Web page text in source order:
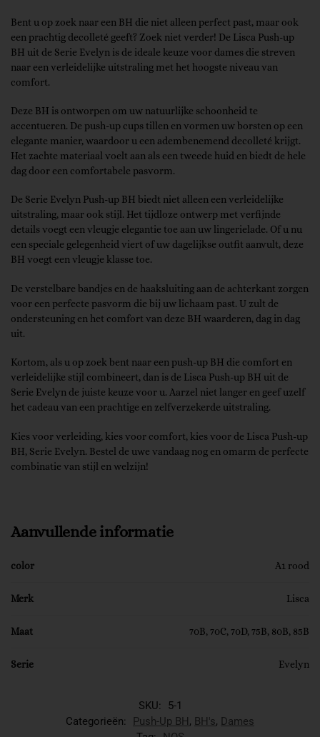
Bent u op zoek naar een BH die niet alleen perfect past, maar ook
een prachtig decolleté geeft? Zoek niet verder! De Lisca Push-up
BH uit de Serie Evelyn is de ideale keuze voor dames die streven
naar een verleidelijke uitstraling met het hoogste niveau van
comfort.
Deze BH is ontworpen om uw natuurlijke schoonheid te
accentueren. De push-up cups tillen en vormen uw borsten op een
elegante manier, waardoor u een adembenemend decolleté krijgt.
Het zachte materiaal voelt aan als een tweede huid en biedt de hele
dag door een comfortabele pasvorm.
De Serie Evelyn Push-up BH biedt niet alleen een verleidelijke
uitstraling, maar ook stijl. Het tijdloze ontwerp met verfijnde
details voegt een vleugje elegantie toe aan uw lingerielade. Of u nu
een speciale gelegenheid viert of uw dagelijkse outfit aanvult, deze
BH voegt een vleugje klasse toe.
De verstelbare bandjes en de haaksluiting aan de achterkant zorgen
voor een perfecte pasvorm die bij uw lichaam past. U zult de
ondersteuning en het comfort van deze BH waarderen, dag in dag
uit.
Kortom, als u op zoek bent naar een push-up BH die comfort en
verleidelijke stijl combineert, dan is de Lisca Push-up BH uit de
Serie Evelyn de juiste keuze voor u. Aarzel niet langer en geef uzelf
het cadeau van een prachtige en zelfverzekerde uitstraling.
Kies voor verleiding, kies voor comfort, kies voor de Lisca Push-up
BH, Serie Evelyn. Bestel de uwe vandaag nog en omarm de perfecte
combinatie van stijl en welzijn!
Aanvullende informatie
color A1 rood
Merk Lisca
Maat 70B, 70C, 70D, 75B, 80B, 85B
Serie Evelyn
SKU:
5-1
Categorieën:
Push-Up BH, BH's, Dames